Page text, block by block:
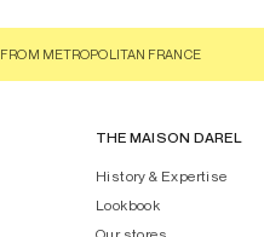
FROM METROPOLITAN FRANCE
THE MAISON DAREL
History & Expertise
Lookbook